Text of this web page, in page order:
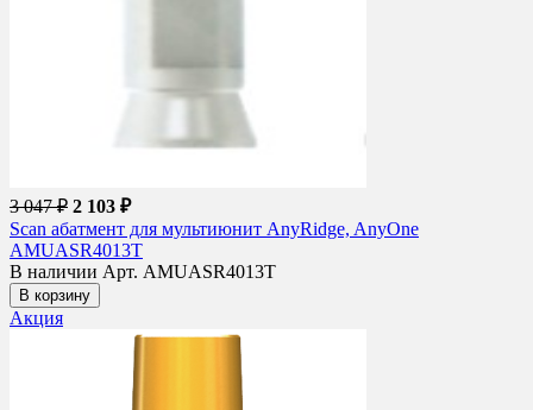
3 047 ₽ 2 103 ₽
Scan абатмент для мультиюнит AnyRidge, AnyOne
AMUASR4013T
В наличии Арт. AMUASR4013T
В корзину
Акция